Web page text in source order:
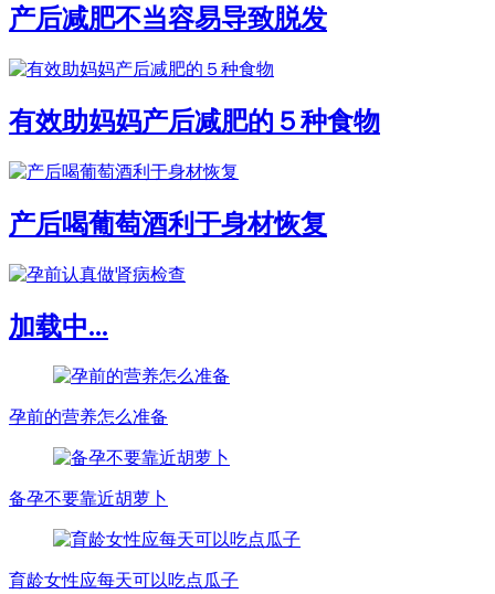
产后减肥不当容易导致脱发
有效助妈妈产后减肥的５种食物
产后喝葡萄酒利于身材恢复
加载中...
孕前的营养怎么准备
备孕不要靠近胡萝卜
育龄女性应每天可以吃点瓜子